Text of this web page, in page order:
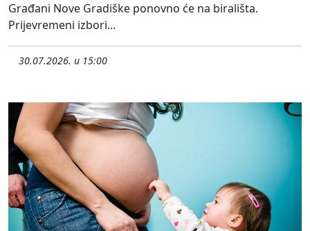
Građani Nove Gradiške ponovno će na birališta.
Prijevremeni izbori...
30.07.2026. u 15:00